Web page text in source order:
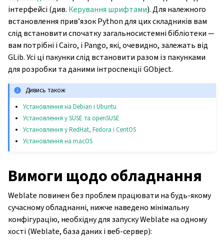
інтерфейсі (див. Керування шрифтами). Для належного
встановлення прив’язок Python для цих складників вам
слід встановити спочатку загальносистемні бібліотеки —
вам потрібні і Cairo, і Pango, які, очевидно, залежать від
GLib. Усі ці пакунки слід встановити разом із пакунками
для розробки та даними інтроспекції GObject.
Дивись також
Установлення на Debian і Ubuntu
Установлення у SUSE та openSUSE
Установлення у RedHat, Fedora і CentOS
Установлення на macOS
Вимоги щодо обладнання
Weblate повинен без проблем працювати на будь-якому
сучасному обладнанні, нижче наведено мінімальну
конфігурацію, необхідну для запуску Weblate на одному
хості (Weblate, база даних і веб-сервер):